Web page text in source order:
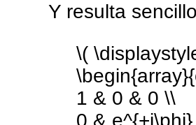
Y resulta
\(
1 & 0 & 0 \\
0 &